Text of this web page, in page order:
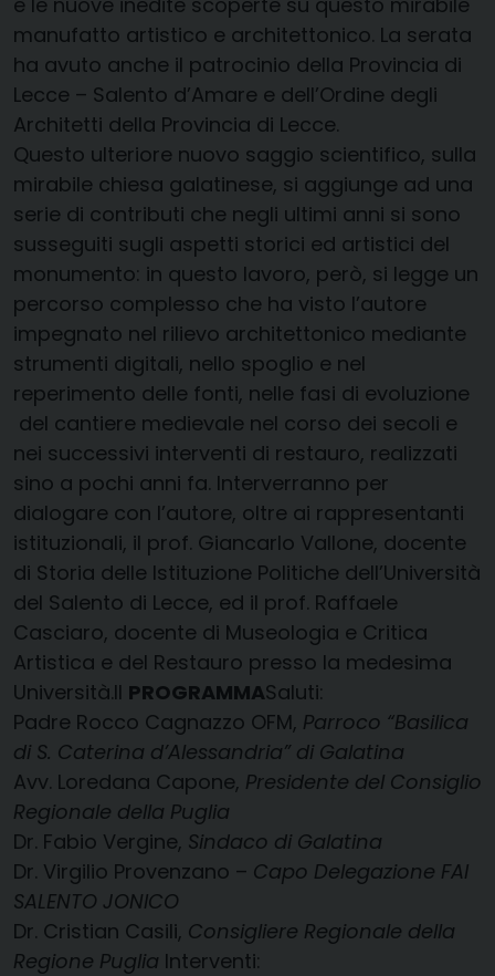
manufatto artistico e architettonico. La serata
ha avuto anche il patrocinio della Provincia di
Lecce – Salento d’Amare e dell’Ordine degli
Architetti della Provincia di Lecce.
Questo ulteriore nuovo saggio scientifico, sulla
mirabile chiesa galatinese, si aggiunge ad una
serie di contributi che negli ultimi anni si sono
susseguiti sugli aspetti storici ed artistici del
monumento: in questo lavoro, però, si legge un
percorso complesso che ha visto l’autore
impegnato nel rilievo architettonico mediante
strumenti digitali, nello spoglio e nel
reperimento delle fonti, nelle fasi di evoluzione
del cantiere medievale nel corso dei secoli e
nei successivi interventi di restauro, realizzati
sino a pochi anni fa. Interverranno per
dialogare con l’autore, oltre ai rappresentanti
istituzionali, il prof. Giancarlo Vallone, docente
di Storia delle Istituzione Politiche dell’Università
del Salento di Lecce, ed il prof. Raffaele
Casciaro, docente di Museologia e Critica
Artistica e del Restauro presso la medesima
Università.Il PROGRAMMASaluti:
Padre Rocco Cagnazzo OFM, Parroco “Basilica
di S. Caterina d’Alessandria” di Galatina
Avv. Loredana Capone, Presidente del Consiglio
Regionale della Puglia
Dr. Fabio Vergine, Sindaco di Galatina
Dr. Virgilio Provenzano – Capo Delegazione FAI
SALENTO JONICO
Dr. Cristian Casili, Consigliere Regionale della
Regione Puglia Interventi: